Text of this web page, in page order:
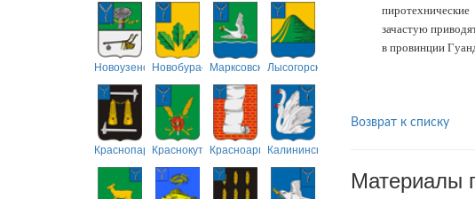
НовоузенскийНовобурасскийМарксовскийЛысогорский
Краснопартизанский
КраснокутскийКрасноармейский
Калининский
зачастую
в провинции
Возврат к списку
Материалы